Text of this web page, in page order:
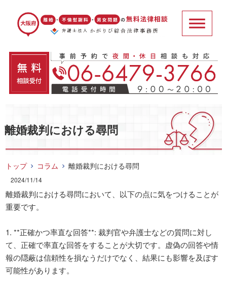
離婚裁判における尋問
トップ コラム 離婚裁判における尋問
2024/11/14
離婚裁判における尋問において、以下の点に気をつけることが
重要です。
1. **正確かつ率直な回答**: 裁判官や弁護士などの質問に対し
て、正確で率直な回答をすることが大切です。虚偽の回答や情
報の隠蔽は信頼性を損なうだけでなく、結果にも影響を及ぼす
可能性があります。